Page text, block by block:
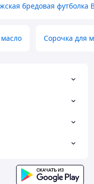
бредовая футболка
Сорочка для